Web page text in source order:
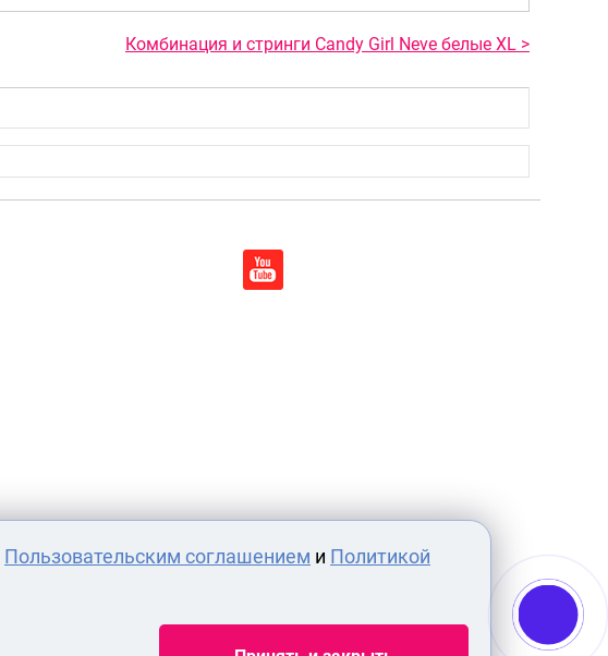
Комбинация и стринги Candy Girl Neve белые XL >
Пользовательским соглашением и Политикой